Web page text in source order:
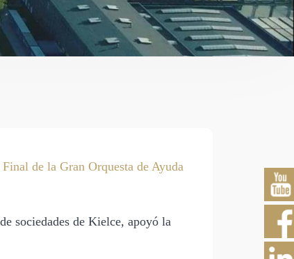
de la Gran Orquesta de Ayuda
sociedades de Kielce, apoyó la